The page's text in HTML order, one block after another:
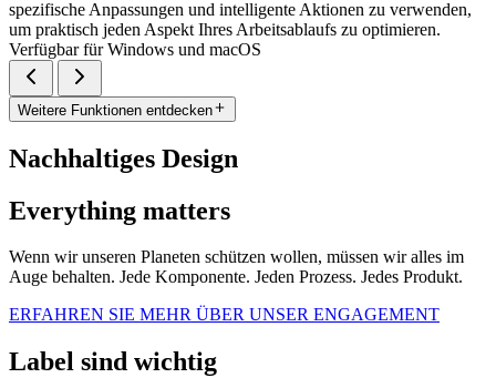
spezifische Anpassungen und intelligente Aktionen zu verwenden,
um praktisch jeden Aspekt Ihres Arbeitsablaufs zu optimieren.
Verfügbar für Windows und macOS
Weitere Funktionen entdecken
Nachhaltiges Design
Everything matters
Wenn wir unseren Planeten schützen wollen, müssen wir alles im
Auge behalten. Jede Komponente. Jeden Prozess. Jedes Produkt.
ERFAHREN SIE MEHR ÜBER UNSER ENGAGEMENT
Label sind wichtig